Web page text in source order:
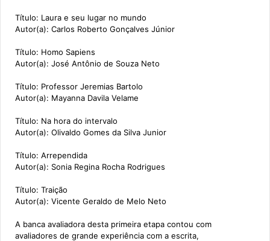
Título: Laura e seu lugar no mundo
Autor(a): Carlos Roberto Gonçalves Júnior
Título: Homo Sapiens
Autor(a): José Antônio de Souza Neto
Título: Professor Jeremias Bartolo
Autor(a): Mayanna Davila Velame
Título: Na hora do intervalo
Autor(a): Olivaldo Gomes da Silva Junior
Título: Arrependida
Autor(a): Sonia Regina Rocha Rodrigues
Título: Traição
Autor(a): Vicente Geraldo de Melo Neto
A banca avaliadora desta primeira etapa contou com
avaliadores de grande experiência com a escrita,